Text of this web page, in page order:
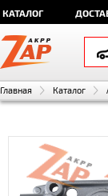
КАТАЛОГ
Главная Каталог